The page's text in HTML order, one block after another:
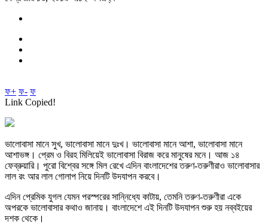
ফ+ ফ- ফ
Link Copied!
ভালোবাসা মানে সুখ, ভালোবাসা মানে দুঃখ। ভালোবাসা মানে আশা, ভালোবাসা মানে
আশাভঙ্গ। প্রেম ও বিরহ মিলিয়েই ভালোবাসা বিরাজ করে মানুষের মনে। আজ ১৪
ফেব্রুয়ারি। পুরো বিশ্বের সঙ্গে মিল রেখে এদিন বাংলাদেশের তরুণ-তরুণীরাও ভালোবাসার
লাল রং আর লাল গোলাপ নিয়ে দিনটি উদযাপন করবে।
এদিন প্রেমিক যুগল যেমন পরস্পরের সান্নিধ্যে কাটায়, তেমনি তরুণ-তরুণীরা একে
অপরকে ভালোবাসার কথাও জানায়। বাংলাদেশে এই দিনটি উদযাপন শুরু হয় নব্বইয়ের
দশক থেকে।